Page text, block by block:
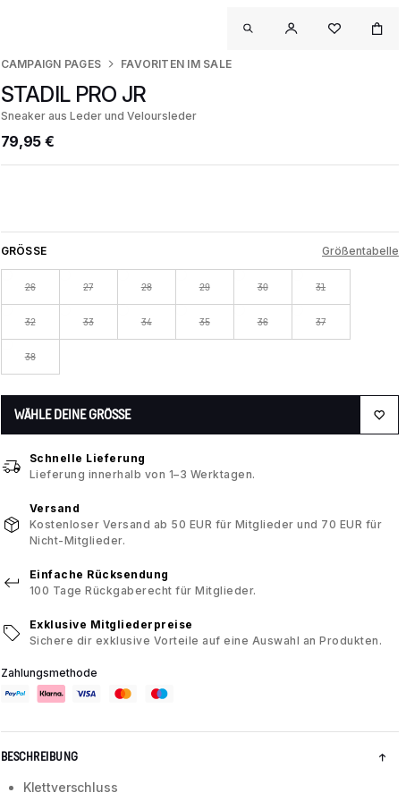
CAMPAIGN PAGES FAVORITEN IM SALE
STADIL PRO JR
Sneaker aus Leder und Veloursleder
79,95 €
GRÖSSE Größentabelle
26 27 28 29 30 31
32 33 34 35 36 37
38
WÄHLE DEINE GRÖSSE
Schnelle Lieferung
Lieferung innerhalb von 1–3 Werktagen.
Versand
Kostenloser Versand ab 50 EUR für Mitglieder und 70 EUR für
Nicht-Mitglieder.
Einfache Rücksendung
100 Tage Rückgaberecht für Mitglieder.
Exklusive Mitgliederpreise
Sichere dir exklusive Vorteile auf eine Auswahl an Produkten.
Zahlungsmethode
BESCHREIBUNG
Klettverschluss